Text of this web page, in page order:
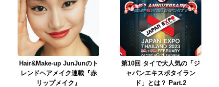
Hair&Make-up JunJunのト
レンドヘアメイク連載『赤
リップメイク』
第10回 タイで大人気の「ジ
ャパンエキスポタイラン
ド」とは？ Part.2